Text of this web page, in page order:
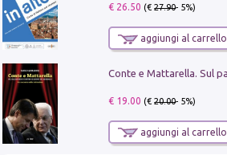
€ 26.50 (€27.90- 5%)
aggiungi al carrello
€ 19.00 (€20.00- 5%)
aggiungi al carrello